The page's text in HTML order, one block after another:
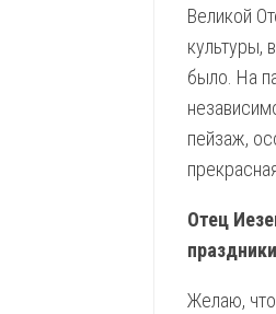
Великой
культуры,
было. На
пейзаж,
Отец
Желаю,